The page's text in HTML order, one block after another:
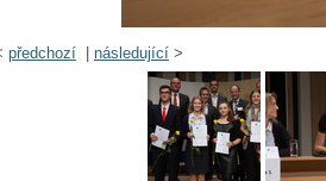
předchozí následující >